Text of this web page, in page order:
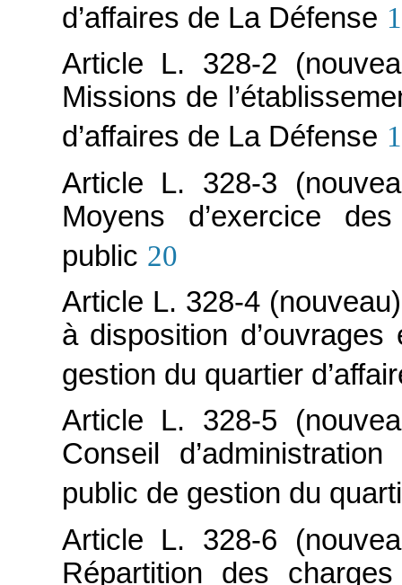
d’affaires de La Défense
Article L. 328-2
Missions de
d’affaires de La Défense
Article L. 328-3
Moyens d’exercice
public 20
Article L. 328-4
à disposition d’ouvrages
gestion du quartier
Article L. 328-5
Conseil
public de gestion du
Article L. 328-6
Répartition des